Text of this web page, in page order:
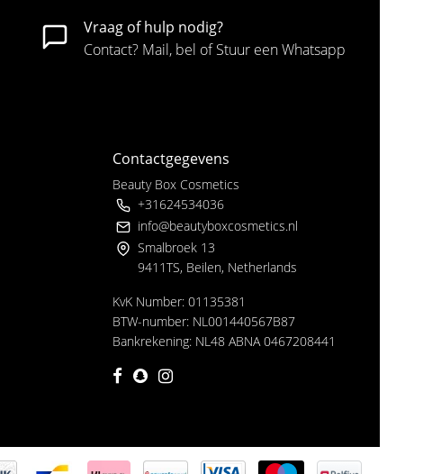
Vraag of hulp nodig?
Contact? Mail, bel of Stuur een Whatsapp
Contactgegevens
Beauty Box Cosmetics
+31624534036
info@beautyboxcosmetics.nl
Smalbroek 13
9411TS, Beilen, Netherlands
KvK Number: 01135381
BTW-number: NL001440567B87
Bankrekening: NL48 ABNA 0467208441